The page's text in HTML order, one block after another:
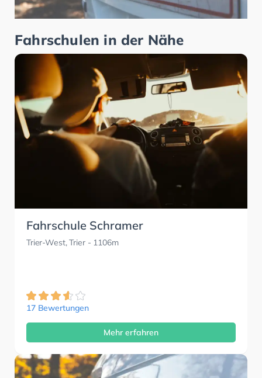
Fahrschulen in der Nähe
Fahrschule Schramer
Trier-West, Trier- 1106m
17 Bewertungen
Mehr erfahren